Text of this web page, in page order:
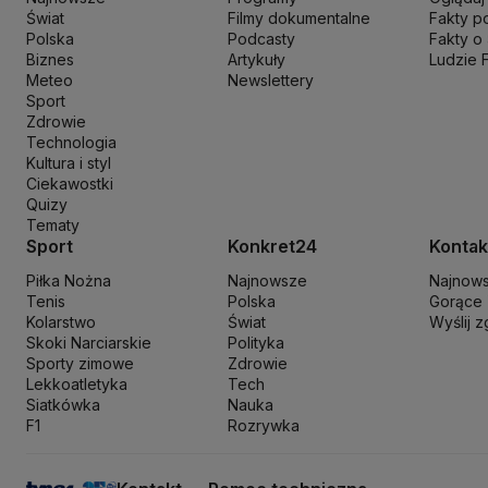
Ministerstwo Aktywów PaństwowychMinisterstwo Edukacji i
Ministerstwo Rozwoju i TechnologiiMinisterstwo Sportu i
Ministerstwo Nauki i Szkolnictwa Wyższego
Ministerstwo
Naczelny Sąd AdministracyjnyNajwyższa Izba Kontroli
Nowa Lewica
PKP CargoPKP Intercity
Prokuratura Krajowa
Rzecznik Praw Dziecka
Sławomir Mentzen
Szymon Hołownia
Tadeusz RydzykTikTok Tobiasz Bocheński
Świat
Polska
Biznes
Meteo
Sport
Zdrowie
Technologia
Kultura i styl
Ciekawostki
Quizy
Tematy
Filmy dokumentalne
Podcasty
Artykuły
Newslettery
Fakty
Fakty o
Ludzie
Sport
Piłka Nożna
Tenis
Kolarstwo
Skoki Narciarskie
Sporty zimowe
Lekkoatletyka
Siatkówka
F1
Konkret24
Najnowsze
Polska
Świat
Polityka
Zdrowie
Tech
Nauka
Rozrywka
Gorące
Wyślij